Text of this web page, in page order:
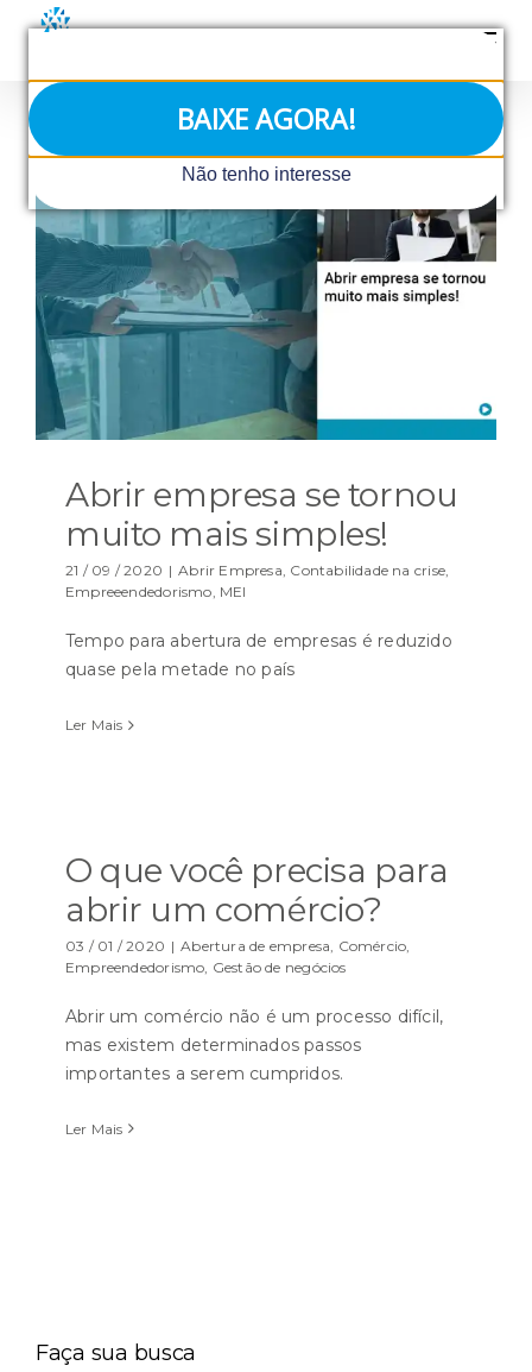
BAIXE AGORA!
Não tenho interesse
conteúdo
Abrir empresa se tornou
muito mais simples!
21 / 09 / 2020 | Abrir Empresa, Contabilidade na crise,
Empreeendedorismo, MEI
Tempo para abertura de empresas é reduzido
quase pela metade no país
Ler Mais
O que você precisa para
abrir um comércio?
03 / 01 / 2020 | Abertura de empresa Comércio
Empreendedorismo Gestão de negócios
Abrir um comércio não é um processo difícil,
mas existem determinados passos
importantes a serem cumpridos.
Ler Mais
Faça sua busca